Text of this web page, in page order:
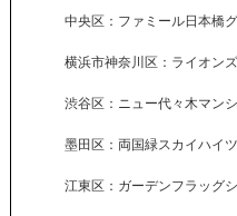
中央区：ファミール日本橋
横浜市神奈川区：ライオン
渋谷区：ニュー代々木マン
墨田区：両国緑スカイハイ
江東区：ガーデンフラッグ